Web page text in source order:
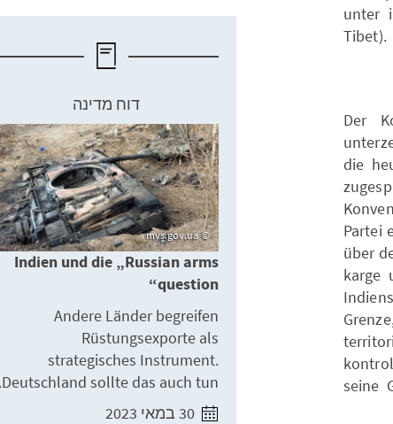
unter
Der
die
Partei
über
karge
seine
דוח מדינה
mvs.gov.ua
Indien und die „Russian arms
question“
Andere Länder begreifen
Rüstungsexporte als
strategisches Instrument.
Deutschland sollte das auch tun.
30 במאי 2023